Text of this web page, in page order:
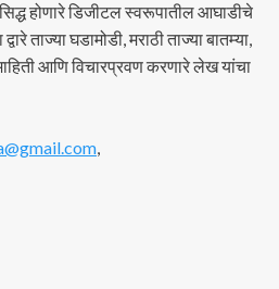
होणारे डिजीटल स्वरूपातील आघाडीचे
ताज्या घडामोडी, मराठी ताज्या बातम्या,
आणि विचारप्रवण करणारे लेख यांचा
,